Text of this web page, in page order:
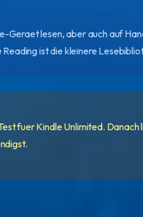
Geraet lesen, aber auch auf
ist die kleinere
fuer Kindle Unlimited. Danach